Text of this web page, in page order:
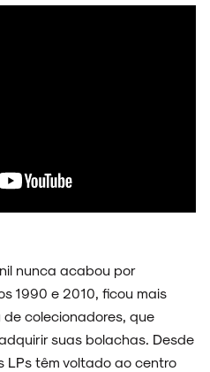
nunca acabou por
1990 e 2010, ficou mais
colecionadores, que
suas bolachas. Desde
LPs têm voltado ao centro